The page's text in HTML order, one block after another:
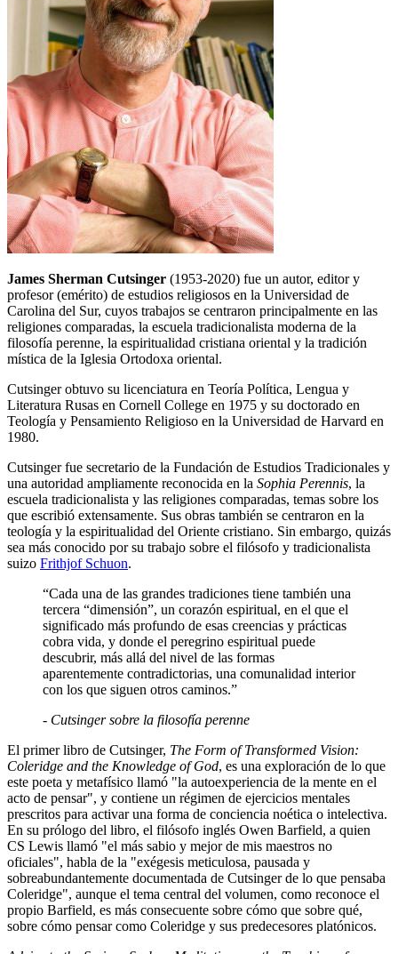
James Sherman Cutsinger (1953-2020) fue un autor, editor y
profesor (emérito) de estudios religiosos en la Universidad de
Carolina del Sur, cuyos trabajos se centraron principalmente en las
religiones comparadas, la escuela tradicionalista moderna de la
filosofía perenne, la espiritualidad cristiana oriental y la tradición
mística de la Iglesia Ortodoxa oriental.
Cutsinger obtuvo su licenciatura en Teoría Política, Lengua y
Literatura Rusas en Cornell College en 1975 y su doctorado en
Teología y Pensamiento Religioso en la Universidad de Harvard en
1980.
Cutsinger fue secretario de la Fundación de Estudios Tradicionales y
una autoridad ampliamente reconocida en la Sophia Perennis, la
escuela tradicionalista y las religiones comparadas, temas sobre los
que escribió extensamente. Sus obras también se centraron en la
teología y la espiritualidad del Oriente cristiano. Sin embargo, quizás
sea más conocido por su trabajo sobre el filósofo y tradicionalista
suizo Frithjof Schuon.
“Cada una de las grandes tradiciones tiene también una
tercera “dimensión”, un corazón espiritual, en el que el
significado más profundo de esas creencias y prácticas
cobra vida, y donde el peregrino espiritual puede
descubrir, más allá del nivel de las formas
aparentemente contradictorias, una comunalidad interior
con los que siguen otros caminos.”
- Cutsinger sobre la filosofía perenne
El primer libro de Cutsinger, The Form of Transformed Vision:
Coleridge and the Knowledge of God, es una exploración de lo que
este poeta y metafísico llamó "la autoexperiencia de la mente en el
acto de pensar", y contiene un régimen de ejercicios mentales
prescritos para activar una forma de conciencia noética o intelectiva.
En su prólogo del libro, el filósofo inglés Owen Barfield, a quien
CS Lewis llamó "el más sabio y mejor de mis maestros no
oficiales", habla de la "exégesis meticulosa, pausada y
sobreabundantemente documentada de Cutsinger de lo que pensaba
Coleridge", aunque el tema central del volumen, como reconoce el
propio Barfield, es más consecuente sobre cómo que sobre qué,
sobre cómo pensar como Coleridge y sus predecesores platónicos.